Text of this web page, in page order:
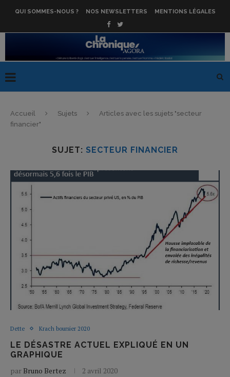
QUI SOMMES-NOUS ? NOS NEWSLETTERS MENTIONS LÉGALES
Accueil Sujets
Articles avec les sujets "secteur
financier"
SUJET: SECTEUR FINANCIER
Dette Krach boursier 2020
LE DÉSASTRE ACTUEL EXPLIQUÉ EN UN
GRAPHIQUE
par Bruno Bertez 2 avril 2020